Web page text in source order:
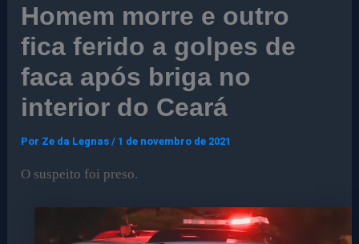
Homem morre e outro
fica ferido a golpes de
faca após briga no
interior do Ceará
Por Ze da Legnas/ 1 de novembro de 2021
O suspeito foi preso.